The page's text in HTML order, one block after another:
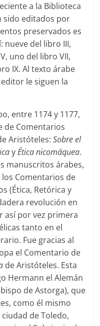
a la Biblioteca
sido editados por
preservados es
nueve del libro III,
uno del libro VII,
IX. Al texto árabe
le siguen la
entre 1174 y 1177,
de Comentarios
Aristóteles:Sobre el
yÉtica nicomáquea.
manuscritos árabes,
Comentarios de
(Ética, Retórica y
revolución en
así por vez primera
tanto en el
Fue gracias al
el Comentario de
de Aristóteles. Esta
Hermann el Alemán
de Astorga), que
como él mismo
de Toledo,